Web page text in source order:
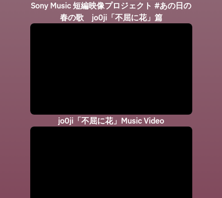
Sony Music 短編映像プロジェクト #あの日の
春の歌 jo0ji「不屈に花」篇
jo0ji「不屈に花」Music Video